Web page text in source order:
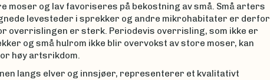
moser og lav favoriseres på bekostning av små. Små arters
levesteder i sprekker og andre mikrohabitater er derfor
overrislingen er sterk. Periodevis overrisling, som ikke er
og små hulrom ikke blir overvokst av store moser, kan
høy artsrikdom.
langs elver og innsjøer, representerer et kvalitativt